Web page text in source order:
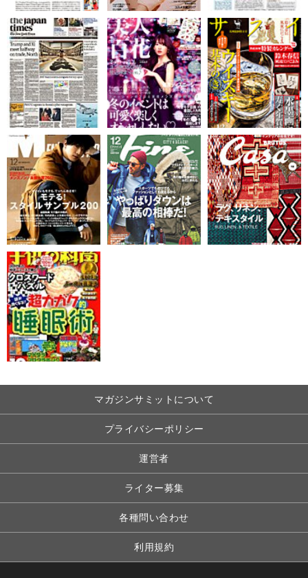
マガジンサミットについて
プライバシーポリシー
運営者
ライター募集
各種問い合わせ
利用規約